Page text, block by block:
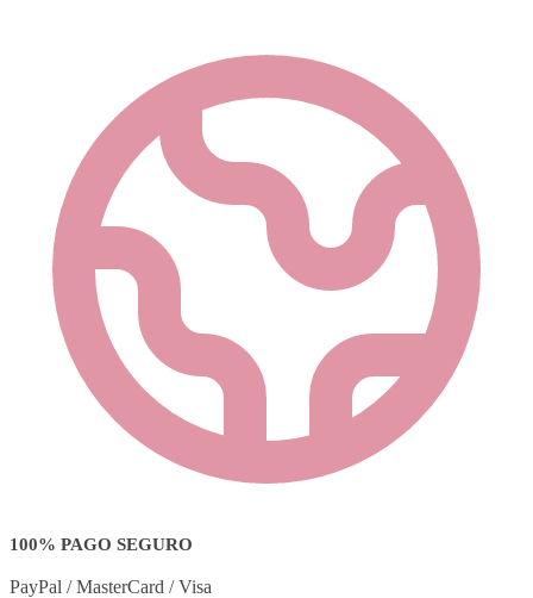
100% PAGO SEGURO
PayPal / MasterCard / Visa